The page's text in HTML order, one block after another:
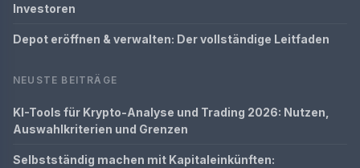
Investoren
Depot eröffnen & verwalten: Der vollständige Leitfaden
NEUSTE BEITRÄGE
KI-Tools für Krypto-Analyse und Trading 2026: Nutzen,
Auswahlkriterien und Grenzen
Selbstständig machen mit Kapitaleinkünften: